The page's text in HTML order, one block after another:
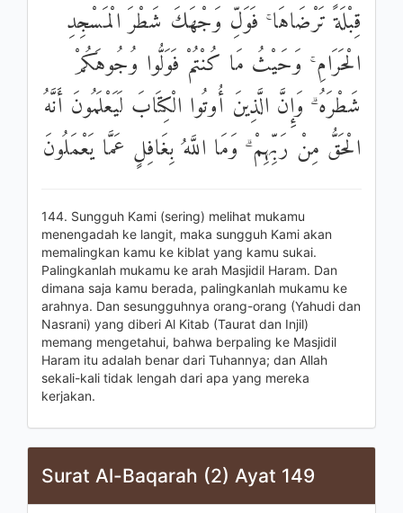
قِبْلَةً تَرْضَاهَا ۚ فَوَلِّ وَجْهَكَ شَطْرَ الْمَسْجِدِ
الْحَرَامِ ۚ وَحَيْثُ مَا كُنْتُمْ فَوَلُّوا وُجُوهَكُمْ
شَطْرَهُ ۗ وَإِنَّ الَّذِينَ أُوتُوا الْكِتَابَ لَيَعْلَمُونَ أَنَّهُ
الْحَقُّ مِنْ رَبِّهِمْ ۗ وَمَا اللَّهُ بِغَافِلٍ عَمَّا يَعْمَلُونَ
144. Sungguh Kami (sering) melihat mukamu
menengadah ke langit, maka sungguh Kami akan
memalingkan kamu ke kiblat yang kamu sukai.
Palingkanlah mukamu ke arah Masjidil Haram. Dan
dimana saja kamu berada, palingkanlah mukamu ke
arahnya. Dan sesungguhnya orang-orang (Yahudi dan
Nasrani) yang diberi Al Kitab (Taurat dan Injil)
memang mengetahui, bahwa berpaling ke Masjidil
Haram itu adalah benar dari Tuhannya; dan Allah
sekali-kali tidak lengah dari apa yang mereka
kerjakan.
Surat Al-Baqarah (2) Ayat 149